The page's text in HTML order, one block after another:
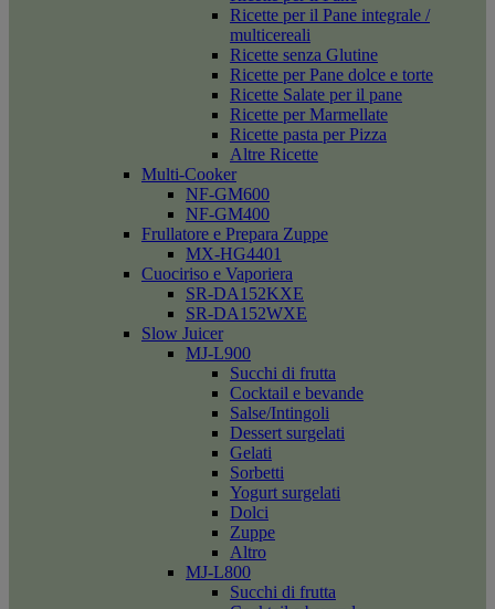
Ricette per il Pane integrale /
multicereali
Ricette senza Glutine
Ricette per Pane dolce e torte
Ricette Salate per il pane
Ricette per Marmellate
Ricette pasta per Pizza
Altre Ricette
Multi-Cooker
NF-GM600
NF-GM400
Frullatore e Prepara Zuppe
MX-HG4401
Cuociriso e Vaporiera
SR-DA152KXE
SR-DA152WXE
Slow Juicer
MJ-L900
Succhi di frutta
Cocktail e bevande
Salse/Intingoli
Dessert surgelati
Gelati
Sorbetti
Yogurt surgelati
Dolci
Zuppe
Altro
MJ-L800
Succhi di frutta